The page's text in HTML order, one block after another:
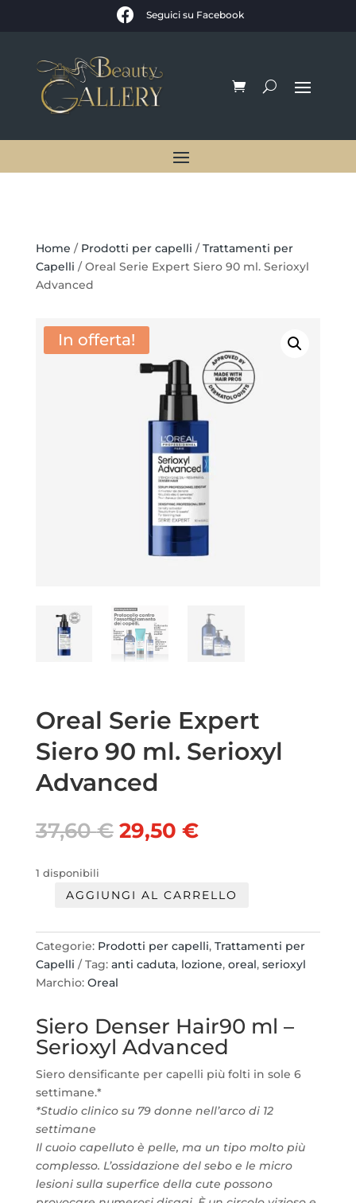
 Seguici su Facebook
Home / Prodotti per capelli /Trattamenti per
Capelli / Oreal Serie Expert Siero 90 ml. Serioxyl
Advanced
In offerta!
Oreal Serie Expert
Siero 90 ml. Serioxyl
Advanced
37,60€ Il
prezzo
era:
37,60 €.
29,50 €Il
è:
29,50 €.
1 disponibili
Expert
Siero
90
Advanced
quantità
AGGIUNGI AL CARRELLO
Categorie: Prodotti per capelli, Trattamenti per
Capelli
Tag: anti caduta, lozione, oreal, serioxyl
Marchio: Oreal
Siero Denser Hair90 ml –
Serioxyl Advanced
Siero densificante per capelli più folti in sole 6
settimane.*
*Studio clinico su 79 donne nell’arco di 12
settimane
Il cuoio capelluto è pelle, ma un tipo molto più
complesso. L’ossidazione del sebo e le micro
lesioni sulla superfice della cute possono